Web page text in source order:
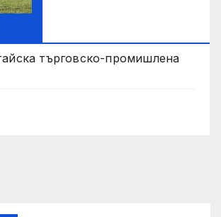
търговско-промишлена